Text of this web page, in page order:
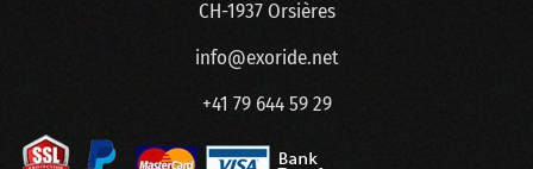
CH-1937 Orsières
info@exoride.net
+41 79 644 59 29